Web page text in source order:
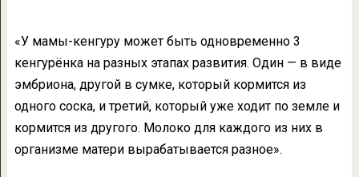
«У мамы-кенгуру может быть одновременно 3
кенгурёнка на разных этапах развития. Один — в виде
эмбриона, другой в сумке, который кормится из
одного соска, и третий, который уже ходит по земле и
кормится из другого. Молоко для каждого из них в
организме матери вырабатывается разное».